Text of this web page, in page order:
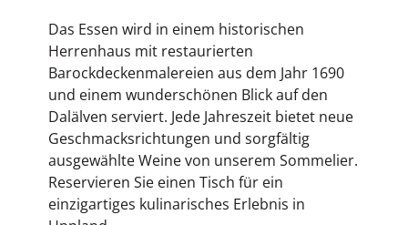
Das Essen wird in einem historischen
Herrenhaus mit restaurierten
Barockdeckenmalereien aus dem Jahr 1690
und einem wunderschönen Blick auf den
Dalälven serviert. Jede Jahreszeit bietet neue
Geschmacksrichtungen und sorgfältig
ausgewählte Weine von unserem Sommelier.
Reservieren Sie einen Tisch für ein
einzigartiges kulinarisches Erlebnis in